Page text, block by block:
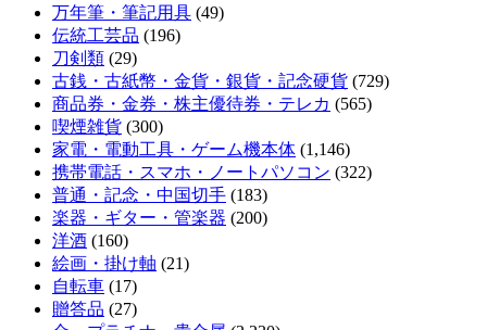
万年筆・筆記用具 (49)
伝統工芸品 (196)
刀剣類 (29)
古銭・古紙幣・金貨・銀貨・記念硬貨 (729)
商品券・金券・株主優待券・テレカ (565)
喫煙雑貨 (300)
家電・電動工具・ゲーム機本体 (1,146)
携帯電話・スマホ・ノートパソコン (322)
普通・記念・中国切手 (183)
楽器・ギター・管楽器 (200)
洋酒 (160)
絵画・掛け軸 (21)
自転車 (17)
贈答品 (27)